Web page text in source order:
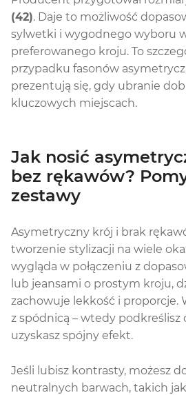
(42). Daje to możliwość
sylwetki i wygodnego wyboru
preferowanego kroju. To
przypadku fasonów
prezentują się, gdy ubranie
kluczowych miejscach.
Jak nosić
bez rękawów?
zestawy
Asymetryczny krój i brak
tworzenie stylizacji na wiele
wygląda w połączeniu z
lub jeansami o prostym kroju,
zachowuje lekkość i proporcje.
z spódnicą – wtedy podkreślisz
uzyskasz spójny efekt.
Jeśli lubisz kontrasty, możesz
neutralnych barwach, takich